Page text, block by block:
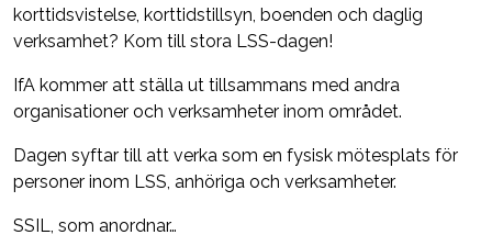
korttidsvistelse, korttidstillsyn, boenden och daglig
verksamhet? Kom till stora LSS-dagen!
IfA kommer att ställa ut tillsammans med andra
organisationer och verksamheter inom området.
Dagen syftar till att verka som en fysisk mötesplats för
personer inom LSS, anhöriga och verksamheter.
SSIL, som anordnar…